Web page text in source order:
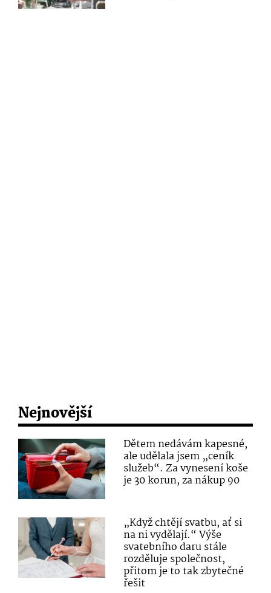
Nejnovější
Dětem nedávám kapesné,
ale udělala jsem „ceník
služeb“. Za vynesení koše
je 30 korun, za nákup 90
„Když chtějí svatbu, ať si
na ni vydělají.“ Výše
svatebního daru stále
rozděluje společnost,
přitom je to tak zbytečné
řešit